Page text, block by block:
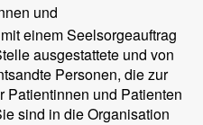
und
einem Seelsorgeauftrag
ausgestattete und von
Personen, die zur
und Patienten
sind in die Organisation